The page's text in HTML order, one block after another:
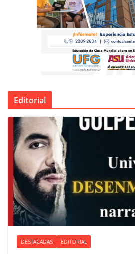
Editorial
DESTACADAS EDITORIAL